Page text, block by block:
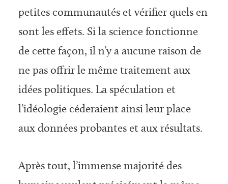
petites communautés et vérifier quels en
sont les effets. Si la science fonctionne
de cette façon, il n’y a aucune raison de
ne pas offrir le même traitement aux
idées politiques. La spéculation et
l’idéologie céderaient ainsi leur place
aux données probantes et aux résultats.
Après tout, l’immense majorité des